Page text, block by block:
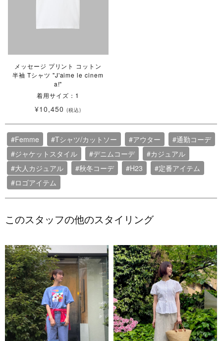
メッセージ プリント コットン
半袖 Tシャツ "J'aime le cinem
a!"
着用サイズ：1
¥10,450 (税込)
#Femme #Tシャツ/カットソー #アウター
#通勤コーデ
#ジャケットスタイル
#デニムコーデ
#カジュアル
#大人カジュアル
#秋冬コーデ #H23
#定番アイテム
#ロゴアイテム
このスタッフの他のスタイリング